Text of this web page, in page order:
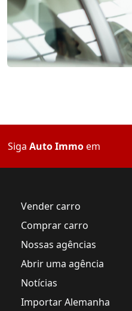
Siga Auto Immoem
Vender carro
Comprar carro
Nossas agências
Abrir uma agência
Notícias
Importar Alemanha